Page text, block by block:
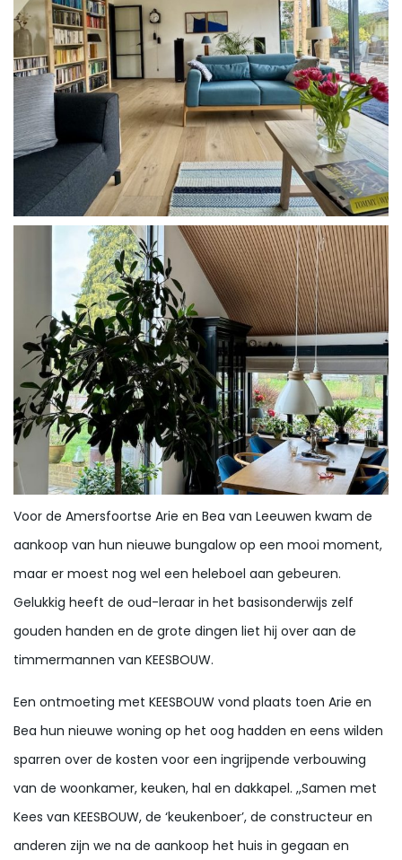
Voor de Amersfoortse Arie en Bea van Leeuwen kwam de
aankoop van hun nieuwe bungalow op een mooi moment,
maar er moest nog wel een heleboel aan gebeuren.
Gelukkig heeft de oud-leraar in het basisonderwijs zelf
gouden handen en de grote dingen liet hij over aan de
timmermannen van KEESBOUW.
Een ontmoeting met KEESBOUW vond plaats toen Arie en
Bea hun nieuwe woning op het oog hadden en eens wilden
sparren over de kosten voor een ingrijpende verbouwing
van de woonkamer, keuken, hal en dakkapel. ,,Samen met
Kees van KEESBOUW, de ‘keukenboer’, de constructeur en
anderen zijn we na de aankoop het huis in gegaan en